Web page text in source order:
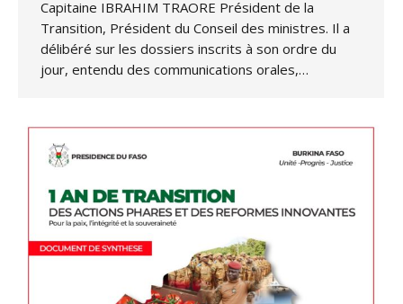
Capitaine IBRAHIM TRAORE Président de la
Transition, Président du Conseil des ministres. Il a
délibéré sur les dossiers inscrits à son ordre du
jour, entendu des communications orales,…